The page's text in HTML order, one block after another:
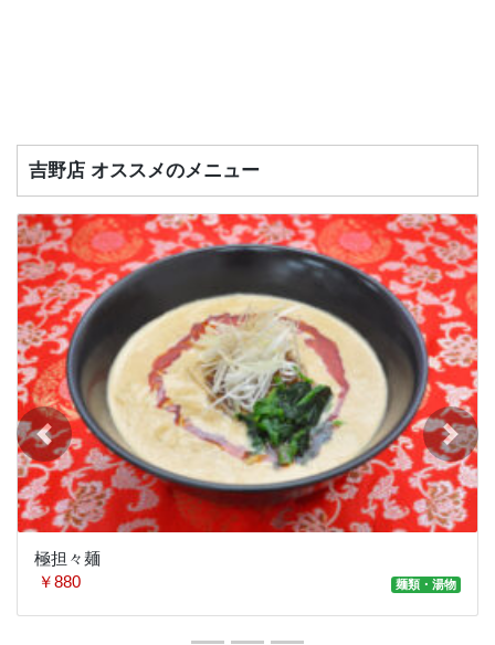
吉野店 オススメのメニュー
極担々麺
￥880
麺類・湯物
Previous Next